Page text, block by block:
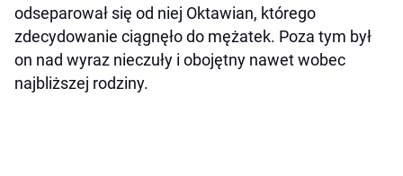
odseparował się od niej Oktawian, którego
zdecydowanie ciągnęło do mężatek. Poza tym był
on nad wyraz nieczuły i obojętny nawet wobec
najbliższej rodziny.